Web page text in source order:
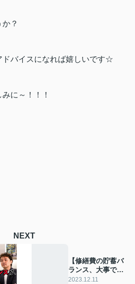
？
ドバイスになれば嬉しいです☆
に～！！！
NEXT
【修繕費の貯蓄バ
ランス、大事で
す！】～賃貸オー
2023.12.11